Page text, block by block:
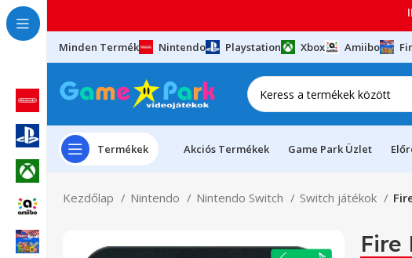
Minden Termék Nintendo Playstation Xbox Amiibo
Termékek Akciós Termékek Game Park Üzlet
Kezdőlap Nintendo Nintendo Switch Switch játékok
Fire